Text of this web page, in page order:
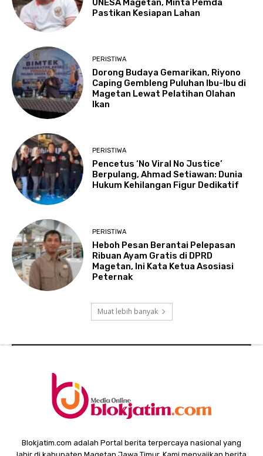
UNESA Magetan, Minta Pemda
Pastikan Kesiapan Lahan
PERISTIWA
Dorong Budaya Gemarikan, Riyono
Caping Gembleng Puluhan Ibu-Ibu di
Magetan Lewat Pelatihan Olahan
Ikan
PERISTIWA
Pencetus ‘No Viral No Justice’
Berpulang, Ahmad Setiawan: Dunia
Hukum Kehilangan Figur Dedikatif
PERISTIWA
Heboh Pesan Berantai Pelepasan
Ribuan Ayam Gratis di DPRD
Magetan, Ini Kata Ketua Asosiasi
Peternak
Muat lebih banyak
Blokjatim.com adalah Portal berita terpercaya nasional yang